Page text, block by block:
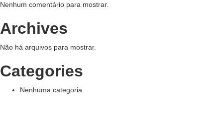
Nenhum comentário para mostrar.
Archives
Não há arquivos para mostrar.
Categories
Nenhuma categoria